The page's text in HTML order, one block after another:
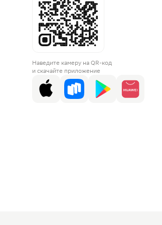
Наведите камеру на QR-код
и скачайте приложение